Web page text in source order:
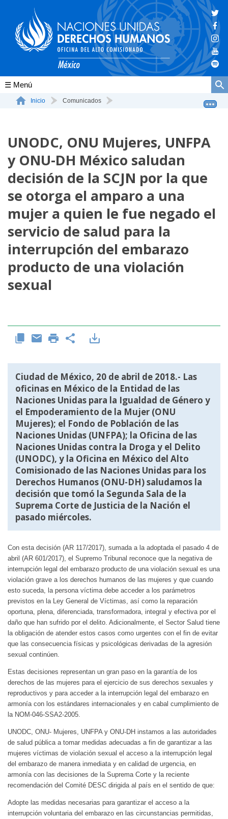
Conócenos
La ONU-DH en México
Vacantes ONU-DH México
ONU-DH en el tiempo
Inicio Comunicados
UNODC, ONU Mujeres, UNFPA
y ONU-DH México saludan
decisión de la SCJN por la que
se otorga el amparo a una
mujer a quien le fue negado el
servicio de salud para la
interrupción del embarazo
producto de una violación
sexual
Ciudad de México, 20 de abril de 2018.- Las
oficinas en México de la Entidad de las
Naciones Unidas para la Igualdad de Género y
el Empoderamiento de la Mujer (ONU
Mujeres); el Fondo de Población de las
Naciones Unidas (UNFPA); la Oficina de las
Naciones Unidas contra la Droga y el Delito
(UNODC), y la Oficina en México del Alto
Comisionado de las Naciones Unidas para los
Derechos Humanos (ONU-DH) saludamos la
decisión que tomó la Segunda Sala de la
Suprema Corte de Justicia de la Nación el
pasado miércoles.
Con esta decisión (AR 117/2017), sumada a la adoptada el pasado 4 de
abril (AR 601/2017), el Supremo Tribunal reconoce que la negativa de
interrupción legal del embarazo producto de una violación sexual es una
violación grave a los derechos humanos de las mujeres y que cuando
esto suceda, la persona víctima debe acceder a los parámetros
previstos en la Ley General de Víctimas, así como la reparación
oportuna, plena, diferenciada, transformadora, integral y efectiva por el
daño que han sufrido por el delito. Adicionalmente, el Sector Salud tiene
la obligación de atender estos casos como urgentes con el fin de evitar
que las consecuencia físicas y psicológicas derivadas de la agresión
sexual continúen.
Estas decisiones representan un gran paso en la garantía de los
derechos de las mujeres para el ejercicio de sus derechos sexuales y
reproductivos y para acceder a la interrupción legal del embarazo en
armonía con los estándares internacionales y en cabal cumplimiento de
la NOM-046-SSA2-2005.
UNODC, ONU- Mujeres, UNFPA y ONU-DH instamos a las autoridades
de salud pública a tomar medidas adecuadas a fin de garantizar a las
mujeres víctimas de violación sexual el acceso a la interrupción legal
del embarazo de manera inmediata y en calidad de urgencia, en
armonía con las decisiones de la Suprema Corte y la reciente
recomendación del Comité DESC dirigida al país en el sentido de que:
Adopte las medidas necesarias para garantizar el acceso a la
interrupción voluntaria del embarazo en las circunstancias permitidas,